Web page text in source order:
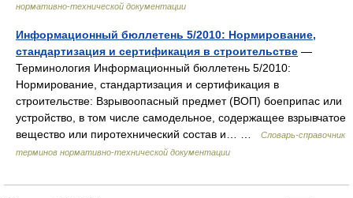
нормативно-технической документации
Информационный бюллетень 5/2010: Нормирование,
стандартизация и сертификация в строительстве —
Терминология Информационный бюллетень 5/2010:
Нормирование, стандартизация и сертификация в
строительстве: Взрывоопасный предмет (ВОП) боеприпас или
устройство, в том числе самодельное, содержащее взрывчатое
вещество или пиротехнический состав и… …
Словарь-справочник
терминов нормативно-технической документации